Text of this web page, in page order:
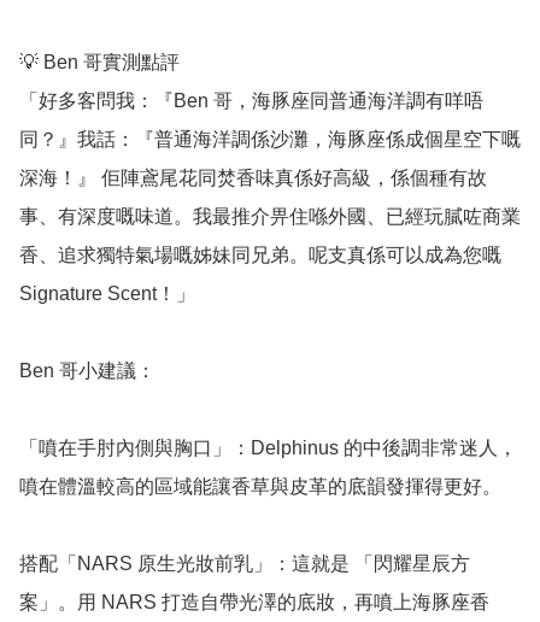
💡 Ben 哥實測點評
「好多客問我：『Ben 哥，海豚座同普通海洋調有咩唔
同？』我話：『普通海洋調係沙灘，海豚座係成個星空下嘅
深海！』 佢陣鳶尾花同焚香味真係好高級，係個種有故
事、有深度嘅味道。我最推介畀住喺外國、已經玩膩咗商業
香、追求獨特氣場嘅姊妹同兄弟。呢支真係可以成為您嘅
Signature Scent！」
Ben 哥小建議：
「噴在手肘內側與胸口」：Delphinus 的中後調非常迷人，
噴在體溫較高的區域能讓香草與皮革的底韻發揮得更好。
搭配「NARS 原生光妝前乳」：這就是 「閃耀星辰方
案」。用 NARS 打造自帶光澤的底妝，再噴上海豚座香